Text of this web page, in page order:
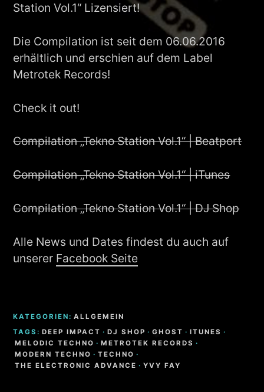
Station Vol.1“ Lizensiert!
Die Compilation ist seit dem 06.06.2016
erhältlich und erschien auf dem Label
Metrotek Records!
Check it out!
Compilation „Tekno Station Vol.1“ | Beatport
Compilation „Tekno Station Vol.1“ | iTunes
Compilation „Tekno Station Vol.1“ | DJ Shop
Alle News und Dates findest du auch auf
unserer Facebook Seite
KATEGORIEN: ALLGEMEIN
TAGS: DEEP IMPACT · DJ SHOP · GHOST · ITUNES ·
MELODIC TECHNO · METROTEK RECORDS ·
MODERN TECHNO · TECHNO ·
THE ELECTRONIC ADVANCE · YVY FAY